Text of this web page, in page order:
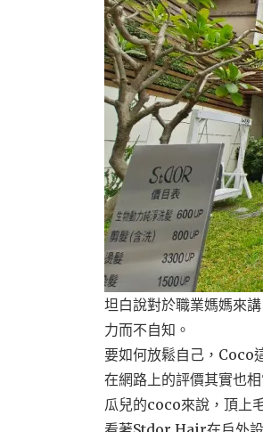
坦白說對於職業媽媽來
力而不自知。
要如何放鬆自己，Coco
在網路上的評價其實也
瓜兒的coco來說，頂上